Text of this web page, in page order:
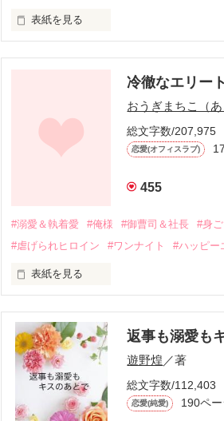
表紙を見る
幼なじみの哲平に淡い恋心を抱いていた
しかし、ある出来事をきっかけに二人
関係修復もできないまま、美桜は両親
引っ越すことになり、哲平とも離れ離れ
運命のような再会を果たす。
そして、ひょんなことから
酔った勢いで一夜を共にしてしまった。
さらに、美桜が初めてだと知った哲平は
『責任をとる、結婚しよう』と真っ直
甘やかしてくる。
そんなある日、哲平は美桜がストーカー
遭っていることを知る。
美桜を守るため、哲平は同居を提案し
冷徹なエリー
おうぎまちこ（あ
総文字数/207,975
恋愛(オフィスラブ)
455
#溺愛＆執着愛 #俺様 #御曹司＆社長 #身
#虐げられヒロイン
#ワンナイト #ハッピー
表紙を見る
ろ、日本人美青年と出会い、酒の勢い
帰国後、美桜は新しい職場でワンナイ
も関わらず、一族を離れて起業した新
人だったのだ――！
なぜか恭司から飼い猫の世話係を命
返事も溺愛も
遊野煌 ／著
総文字数/112,403
恋愛(純愛) 190ペー